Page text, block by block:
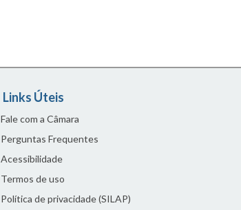
Links Úteis
Fale com a Câmara
Perguntas Frequentes
Acessibilidade
Termos de uso
Política de privacidade (SILAP)